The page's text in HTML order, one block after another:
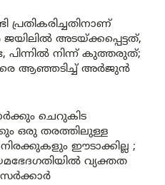
പ്രതികരിച്ചതിനാണ്
അടയ്ക്കപ്പെട്ടത്,
പിന്നിൽ നിന്ന് കുത്തരുത്;
ആഞ്ഞടിച്ച് അർജുൻ
ചെറുകിട
ഒരു തരത്തിലുള്ള
ഈടാക്കില്ല ;
വ്യക്തത